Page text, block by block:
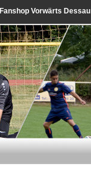
Fanshop Vorwärts Dessau